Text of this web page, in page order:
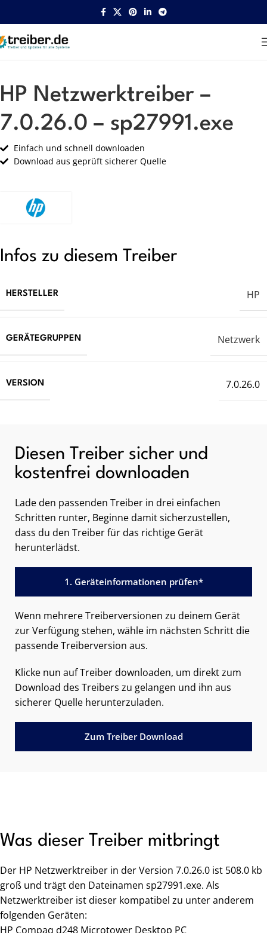
Startseite HP Netzwerk
HP Netzwerktreiber –
7.0.26.0 – sp27991.exe
Einfach und schnell downloaden
Download aus geprüft sicherer Quelle
Infos zu diesem Treiber
HERSTELLER HP
GERÄTEGRUPPEN Netzwerk
VERSION 7.0.26.0
Diesen Treiber sicher und
kostenfrei downloaden
Lade den passenden Treiber in drei einfachen
Schritten runter, Beginne damit sicherzustellen,
dass du den Treiber für das richtige Gerät
herunterlädst.
1. Geräteinformationen prüfen*
Wenn mehrere Treiberversionen zu deinem Gerät
zur Verfügung stehen, wähle im nächsten Schritt die
passende Treiberversion aus.
Klicke nun auf Treiber downloaden, um direkt zum
Download des Treibers zu gelangen und ihn aus
sicherer Quelle herunterzuladen.
Zum Treiber Download
Was dieser Treiber mitbringt
Der HP Netzwerktreiber in der Version 7.0.26.0 ist 508.0 kb
groß und trägt den Dateinamen sp27991.exe. Als
Netzwerktreiber ist dieser kompatibel zu unter anderem
folgenden Geräten:
HP Compaq d248 Microtower Desktop PC